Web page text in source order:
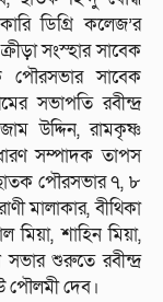
ডিগ্রি কলেজ’র
সংস্হার সাবেক
পৌরসভার সাবেক
সভাপতি রবীন্দ্র
উদ্দিন, রামকৃষ্ণ
সম্পাদক তাপস
ছাতক পৌরসভার ৭, ৮
মালাকার, বীথিকা
মিয়া, শাহিন মিয়া,
শুরুতে রবীন্দ্র
পৌলমী দেব।